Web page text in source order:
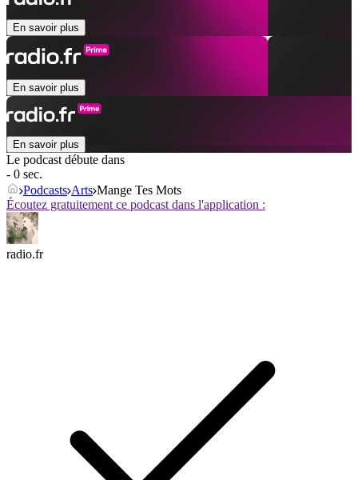
En savoir plus
En savoir plus
En savoir plus
Le podcast débute dans
- 0 sec.
Podcasts Arts Mange Tes Mots
Écoutez gratuitement ce podcast dans l'application :
radio.fr